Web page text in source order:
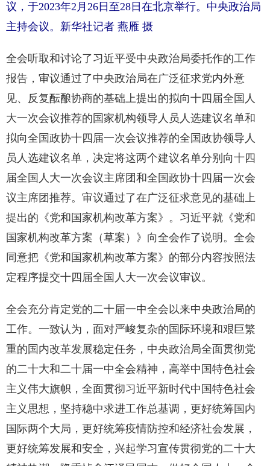
议，于2023年2月26日至28日在北京举行。中央政治局
主持会议。新华社记者 燕雁 摄
全会听取和讨论了习近平受中央政治局委托作的工作
报告，审议通过了中央政治局在广泛征求党内外意
见、反复酝酿协商的基础上提出的拟向十四届全国人
大一次会议推荐的国家机构领导人员人选建议名单和
拟向全国政协十四届一次会议推荐的全国政协领导人
员人选建议名单，决定将这两个建议名单分别向十四
届全国人大一次会议主席团和全国政协十四届一次会
议主席团推荐。审议通过了在广泛征求意见的基础上
提出的《党和国家机构改革方案》。习近平就《党和
国家机构改革方案（草案）》向全会作了说明。全会
同意把《党和国家机构改革方案》的部分内容按照法
定程序提交十四届全国人大一次会议审议。
全会充分肯定党的二十届一中全会以来中央政治局的
工作。一致认为，面对严峻复杂的国际环境和艰巨繁
重的国内改革发展稳定任务，中央政治局全面贯彻党
的二十大和二十届一中全会精神，高举中国特色社会
主义伟大旗帜，全面贯彻习近平新时代中国特色社会
主义思想，坚持稳中求进工作总基调，更好统筹国内
国际两个大局，更好统筹疫情防控和经济社会发展，
更好统筹发展和安全，兴起学习宣传贯彻党的二十大